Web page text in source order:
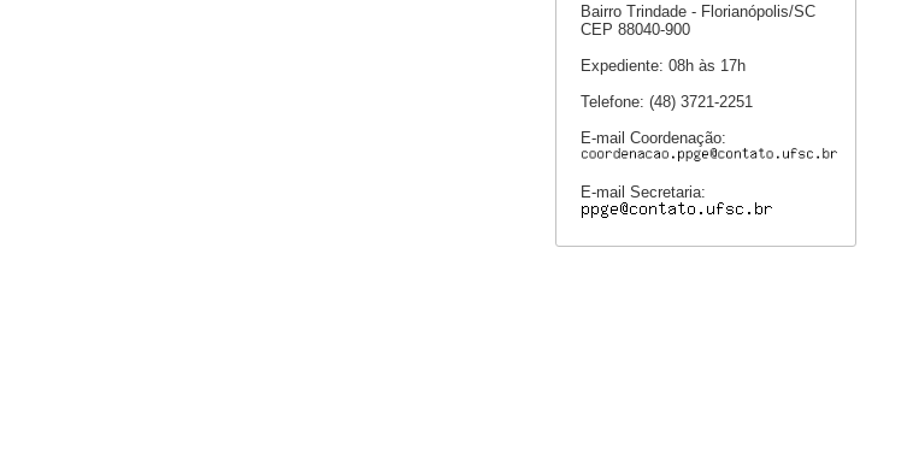
Bairro Trindade - Florianópolis/SC
CEP 88040-900
Expediente: 08h às 17h
Telefone: (48) 3721-2251
E-mail Coordenação:
E-mail Secretaria: